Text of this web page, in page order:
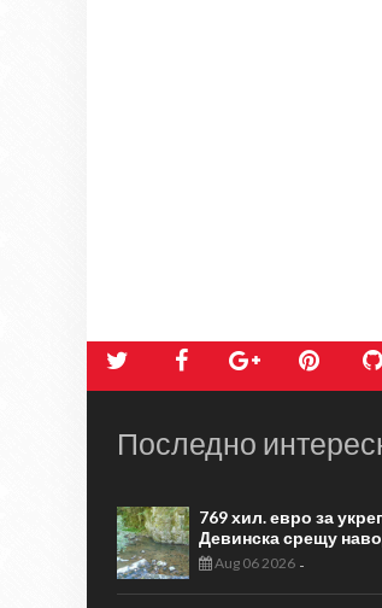
Последно
769 хил. евро за
Девинска срещу
Aug 06 2026 -